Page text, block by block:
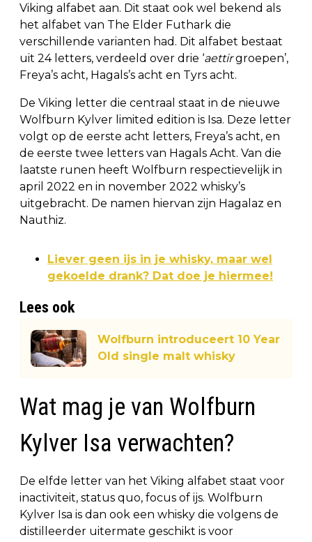
Viking alfabet aan. Dit staat ook wel bekend als
het alfabet van The Elder Futhark die
verschillende varianten had. Dit alfabet bestaat
uit 24 letters, verdeeld over drie ‘aettirgroepen’,
Freya’s acht, Hagals’s acht en Tyrs acht.
De Viking letter die centraal staat in de nieuwe
Wolfburn Kylver limited edition is Isa. Deze letter
volgt op de eerste acht letters, Freya’s acht, en
de eerste twee letters van Hagals Acht. Van die
laatste runen heeft Wolfburn respectievelijk in
april 2022 en in november 2022 whisky’s
uitgebracht. De namen hiervan zijn Hagalaz en
Nauthiz.
Liever geen ijs in je whisky, maar wel
gekoelde drank? Dat doe je hiermee!
Lees ook
Wolfburn introduceert 10 Year
Old single malt whisky
Wat mag je van Wolfburn
Kylver Isa verwachten?
De elfde letter van het Viking alfabet staat voor
inactiviteit, status quo, focus of ijs. Wolfburn
Kylver Isa is dan ook een whisky die volgens de
distilleerder uitermate geschikt is voor